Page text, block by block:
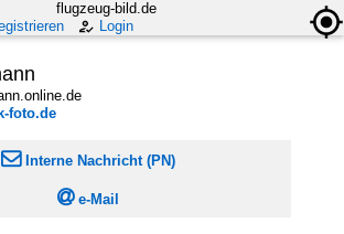
flugzeug-bild.de
Login
foto.de
 Interne Nachricht (PN)
e-Mail